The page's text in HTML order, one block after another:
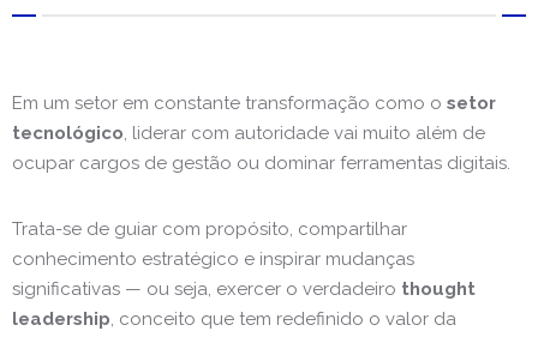
Em um setor em constante transformação como o setor
tecnológico, liderar com autoridade vai muito além de
ocupar cargos de gestão ou dominar ferramentas digitais.
Trata-se de guiar com propósito, compartilhar
conhecimento estratégico e inspirar mudanças
significativas — ou seja, exercer o verdadeiro thought
leadership, conceito que tem redefinido o valor da